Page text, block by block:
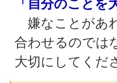
「自分のことを
嫌なことがあ
合わせるのでは
大切にしてくだ